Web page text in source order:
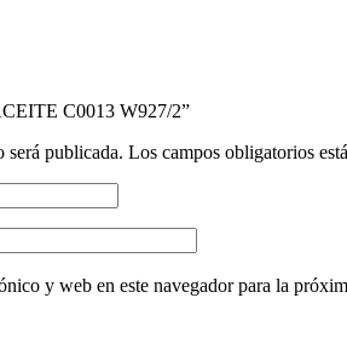
C0013 W927/2”
será publicada. Los campos obligatorios
y web en este navegador para la